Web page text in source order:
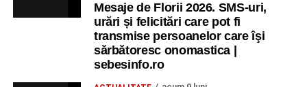
Mesaje de Florii 2026. SMS-uri,
urări și felicitări care pot fi
transmise persoanelor care îşi
sărbătoresc onomastica |
sebesinfo.ro